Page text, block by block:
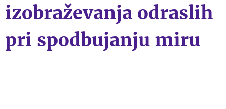
izobraževanja odraslih
pri spodbujanju miru